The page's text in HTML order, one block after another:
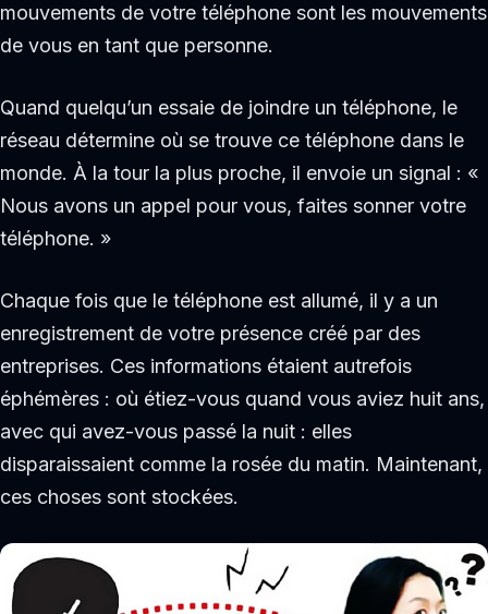
mouvements de votre téléphone sont les mouvements
de vous en tant que personne.
Quand quelqu’un essaie de joindre un téléphone, le
réseau détermine où se trouve ce téléphone dans le
monde. À la tour la plus proche, il envoie un signal : «
Nous avons un appel pour vous, faites sonner votre
téléphone. »
Chaque fois que le téléphone est allumé, il y a un
enregistrement de votre présence créé par des
entreprises. Ces informations étaient autrefois
éphémères : où étiez-vous quand vous aviez huit ans,
avec qui avez-vous passé la nuit : elles
disparaissaient comme la rosée du matin. Maintenant,
ces choses sont stockées.